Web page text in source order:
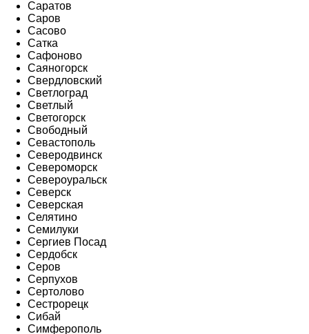
Саратов
Саров
Сасово
Сатка
Сафоново
Саяногорск
Свердловский
Светлоград
Светлый
Светогорск
Свободный
Севастополь
Северодвинск
Североморск
Североуральск
Северск
Северская
Селятино
Семилуки
Сергиев Посад
Сердобск
Серов
Серпухов
Сертолово
Сестрорецк
Сибай
Симферополь